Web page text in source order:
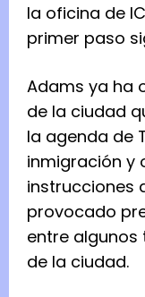
la oficina de
primer paso
Adams ya ha
de la ciudad
la agenda de
inmigración y
instrucciones
provocado
entre
de la ciudad.